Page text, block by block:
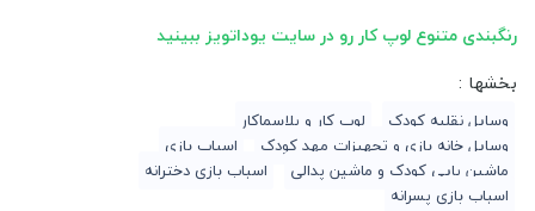
رنگبندی متنوع لوپ کار رو در سایت یوداتویز ببینید
بخشها :
وسایل نقلیه کودک
لوپ کار و پلاسماکار
وسایل خانه بازی و تجهیزات مهد کودک
اسباب بازی
ماشین پایی کودک و ماشین پدالی
اسباب بازی دخترانه
اسباب بازی پسرانه